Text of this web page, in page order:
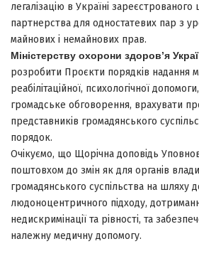
легалізацію в Україні зареєстрованого
партнерства для одностатевих пар з
майнових і немайнових прав.
Міністерству охорони здоров’я
розробити Проєкти порядків надання
реабілітаційної, психологічної
громадське обговорення, врахувати
представників громадянського
порядок.
Очікуємо, що Щорічна доповідь
поштовхом до змін як для органів
громадянського суспільства на шляху
людоноцентричного підходу,
недискримінації та рівності, та
належну медичну допомогу.